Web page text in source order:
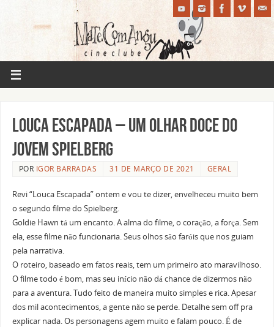
Louca Escapada – um olhar doce do
jovem Spielberg
POR IGOR BARRADAS 31 DE MARÇO DE 2021 GERAL
Revi “Louca Escapada” ontem e vou te dizer, envelheceu muito bem
o segundo filme do Spielberg.
Goldie Hawn tá um encanto. A alma do filme, o coração, a força. Sem
ela, esse filme não funcionaria. Seus olhos são faróis que nos guiam
pela narrativa.
O roteiro, baseado em fatos reais, tem um primeiro ato maravilhoso.
O filme todo é bom, mas seu início não dá chance de dizermos não
para a aventura. Tudo feito de maneira muito simples e rica. Apesar
dos mil acontecimentos, a gente não se perde. Detalhe sem off pra
explicar nada. Os personagens agem muito e falam pouco. É de